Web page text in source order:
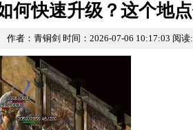
何快速升级？这个地
作者：青铜剑 时间：2026-07-06 10:17:03 阅